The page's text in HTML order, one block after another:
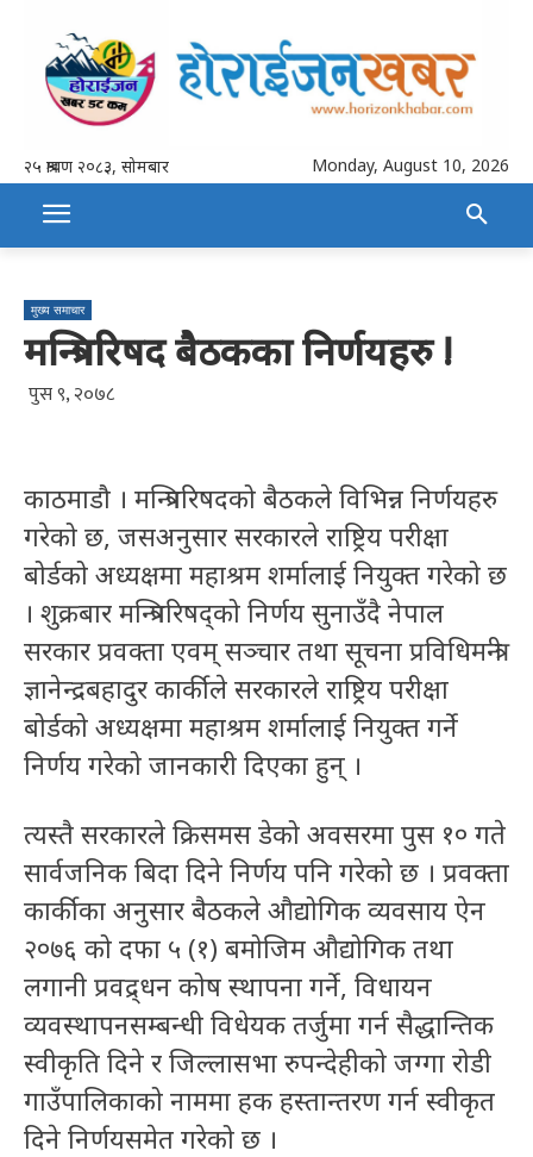
२५ श्रावण २०८३, सोमबार Monday, August 10, 2026
मुख्य समाचार
मन्त्रिपरिषद बैठकका निर्णयहरु !
पुस ९, २०७८
काठमाडौ । मन्त्रिपरिषदको बैठकले विभिन्न निर्णयहरु
गरेको छ, जसअनुसार सरकारले राष्ट्रिय परीक्षा
बोर्डको अध्यक्षमा महाश्रम शर्मालाई नियुक्त गरेको छ
। शुक्रबार मन्त्रिपरिषद्को निर्णय सुनाउँदै नेपाल
सरकार प्रवक्ता एवम् सञ्चार तथा सूचना प्रविधिमन्त्री
ज्ञानेन्द्रबहादुर कार्कीले सरकारले राष्ट्रिय परीक्षा
बोर्डको अध्यक्षमा महाश्रम शर्मालाई नियुक्त गर्ने
निर्णय गरेको जानकारी दिएका हुन् ।
त्यस्तै सरकारले क्रिसमस डेको अवसरमा पुस १० गते
सार्वजनिक बिदा दिने निर्णय पनि गरेको छ । प्रवक्ता
कार्कीका अनुसार बैठकले औद्योगिक व्यवसाय ऐन
२०७६ को दफा ५ (१) बमोजिम औद्योगिक तथा
लगानी प्रवद्र्धन कोष स्थापना गर्ने, विधायन
व्यवस्थापनसम्बन्धी विधेयक तर्जुमा गर्न सैद्धान्तिक
स्वीकृति दिने र जिल्लासभा रुपन्देहीको जग्गा रोडी
गाउँपालिकाको नाममा हक हस्तान्तरण गर्न स्वीकृत
दिने निर्णयसमेत गरेको छ ।